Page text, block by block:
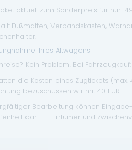
aktuell zum Sonderpreis für nur
Fußmatten, Verbandskasten,
Ihres Altwagens
Kein Problem! Bei Fahrzeugkauf:
die Kosten eines Zugtickets
bezuschussen wir mit 40 EUR.
Bearbeitung können
dar. ----Irrtümer und